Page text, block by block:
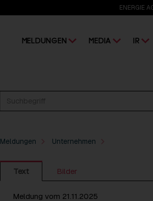
ENERGIE
MELDUNGEN MEDIA IR
Meldungen Unternehmen
Text Bilder
Meldung vom 21.11.2025